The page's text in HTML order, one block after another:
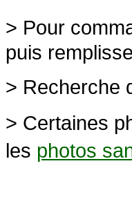
> Pour
puis
>
> Certaines
les photos